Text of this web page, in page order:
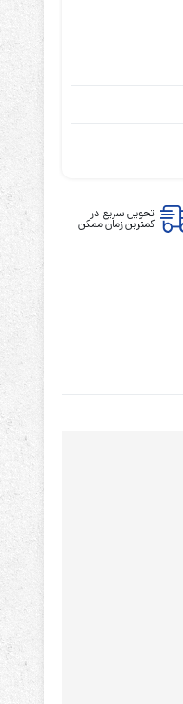
تحویل سریع در
کمترین زمان ممکن